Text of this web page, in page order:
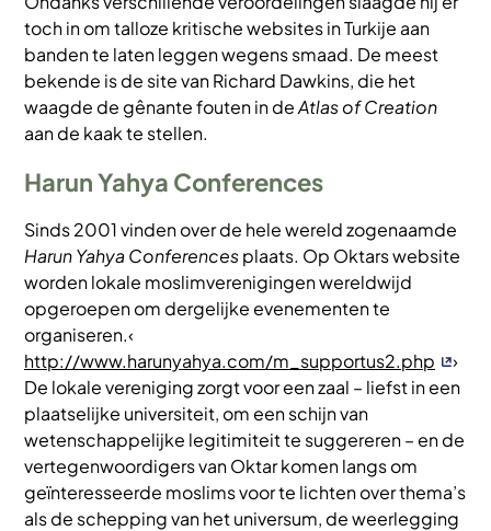
toch in om talloze kritische websites in Turkije aan
banden te laten leggen wegens smaad. De meest
bekende is de site van Richard Dawkins, die het
waagde de gênante fouten in deAtlas of Creation
aan de kaak te stellen.
Harun Yahya Conferences
Sinds 2001 vinden over de hele wereld zogenaamde
Harun Yahya Conferencesplaats. Op Oktars website
worden lokale moslimverenigingen wereldwijd
opgeroepen om dergelijke evenementen te
organiseren.‹
http://www.harunyahya.com/m_supportus2.php
›
De lokale vereniging zorgt voor een zaal – liefst in een
plaatselijke universiteit, om een schijn van
wetenschappelijke legitimiteit te suggereren – en de
vertegenwoordigers van Oktar komen langs om
geïnteresseerde moslims voor te lichten over thema’s
als de schepping van het universum, de weerlegging